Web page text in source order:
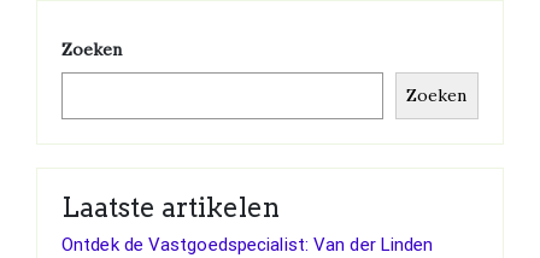
Zoeken
Zoeken
Laatste artikelen
Ontdek de Vastgoedspecialist: Van der Linden